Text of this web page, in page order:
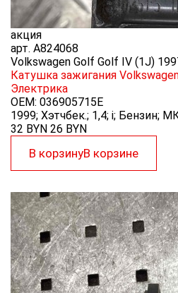
акция
арт. A824068
Volkswagen Golf Golf IV (1J)
Катушка зажигания
Электрика
OEM: 036905715E
1999; Хэтчбек.; 1,4; i; Бензин;
32 BYN 26 BYN
В корзинуВ корзине